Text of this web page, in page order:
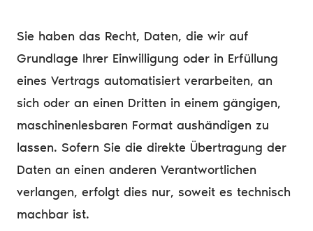
Sie haben das Recht, Daten, die wir auf
Grundlage Ihrer Einwilligung oder in Erfüllung
eines Vertrags automatisiert verarbeiten, an
sich oder an einen Dritten in einem gängigen,
maschinenlesbaren Format aushändigen zu
lassen. Sofern Sie die direkte Übertragung der
Daten an einen anderen Verantwortlichen
verlangen, erfolgt dies nur, soweit es technisch
machbar ist.